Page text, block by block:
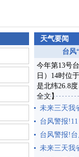
天气要闻
台风
今年第13号
日）14时位
是北纬26.8
全文】
未来三天我